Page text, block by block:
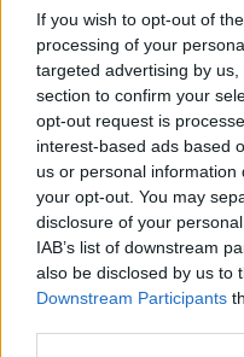
If you wish to opt-out of
processing of your
targeted advertising by
section to confirm your
opt-out request is
interest-based ads based
us or personal
your opt-out. You may
disclosure of your
IAB’s list of downstream
also be disclosed by us to
Downstream Participants
Sportas
Problemos tęsiasi:
iškritus Butkevičiui, į
rinktinę kviečiamas
„Juventus“ puolėjas